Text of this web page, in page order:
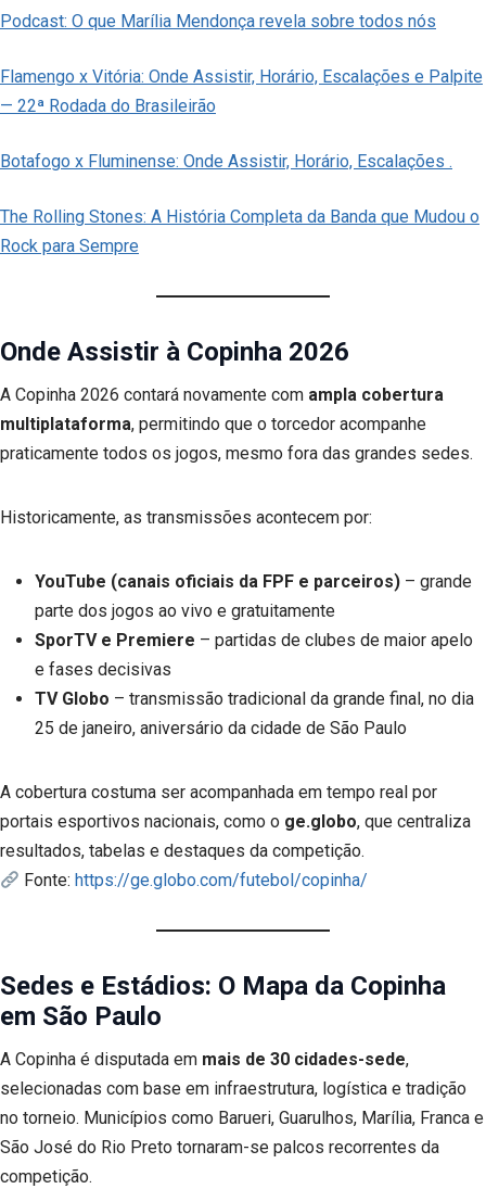
Podcast: O que Marília Mendonça revela sobre todos nós
Flamengo x Vitória: Onde Assistir, Horário, Escalações e Palpite
— 22ª Rodada do Brasileirão
Botafogo x Fluminense: Onde Assistir, Horário, Escalações .
The Rolling Stones: A História Completa da Banda que Mudou o
Rock para Sempre
Onde Assistir à Copinha 2026
A Copinha 2026 contará novamente com ampla cobertura
multiplataforma, permitindo que o torcedor acompanhe
praticamente todos os jogos, mesmo fora das grandes sedes.
Historicamente, as transmissões acontecem por:
YouTube (canais oficiais da FPF e parceiros) – grande
parte dos jogos ao vivo e gratuitamente
SporTV e Premiere – partidas de clubes de maior apelo
e fases decisivas
TV Globo – transmissão tradicional da grande final, no dia
25 de janeiro, aniversário da cidade de São Paulo
A cobertura costuma ser acompanhada em tempo real por
portais esportivos nacionais, como o ge.globo, que centraliza
resultados, tabelas e destaques da competição.
Fonte: https://ge.globo.com/futebol/copinha/
Sedes e Estádios: O Mapa da Copinha
em São Paulo
A Copinha é disputada em mais de 30 cidades-sede,
selecionadas com base em infraestrutura, logística e tradição
no torneio. Municípios como Barueri, Guarulhos, Marília, Franca e
São José do Rio Preto tornaram-se palcos recorrentes da
competição.